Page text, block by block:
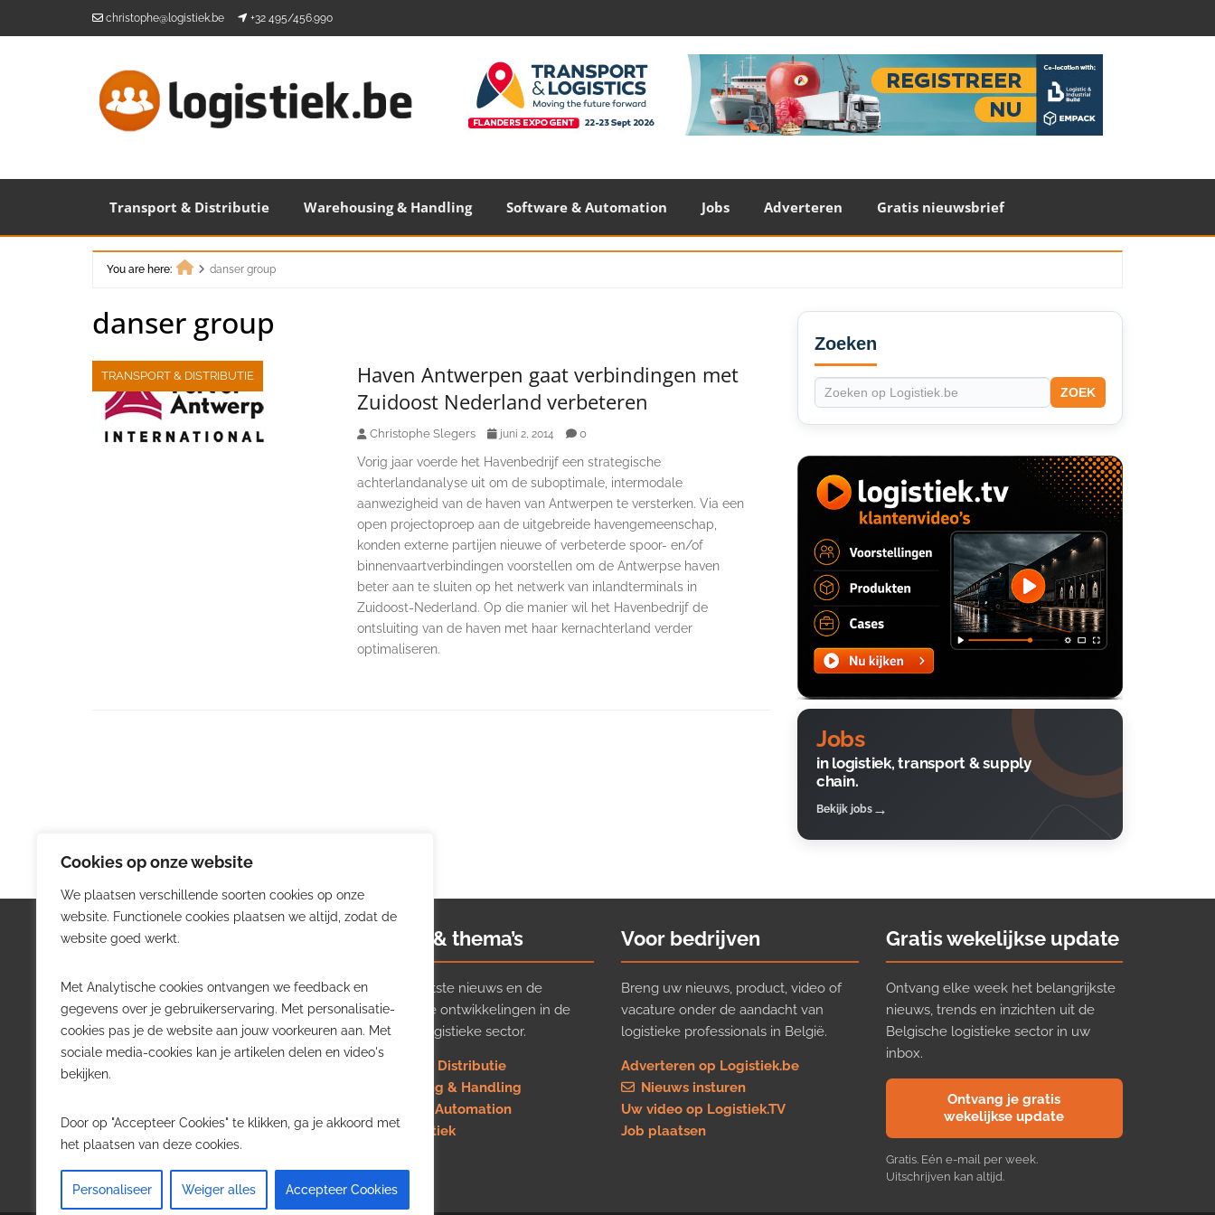
Cookies op onze website
We plaatsen verschillende soorten cookies op onze
website. Functionele cookies plaatsen we altijd, zodat de
website goed werkt.
Met Analytische cookies ontvangen we feedback en
gegevens over je gebruikerservaring. Met personalisatie-
cookies pas je de website aan jouw voorkeuren aan. Met
sociale media-cookies kan je artikelen delen en video's
bekijken.
Door op "Accepteer Cookies" te klikken, ga je akkoord met
het plaatsen van deze cookies.
Personaliseer Weiger alles Accepteer Cookies
christophe@logistiek.be +32 495/456.990
Transport & Distributie Warehousing & Handling Software & Automation Jobs Adverteren Gratis nieuwsbrief
You are here:
danser group
danser group
TRANSPORT & DISTRIBUTIE
Haven Antwerpen gaat verbindingen met
Zuidoost Nederland verbeteren
Christophe Slegers juni 2, 2014 0
Vorig jaar voerde het Havenbedrijf een strategische
achterlandanalyse uit om de suboptimale, intermodale
aanwezigheid van de haven van Antwerpen te versterken. Via een
open projectoproep aan de uitgebreide havengemeenschap,
konden externe partijen nieuwe of verbeterde spoor- en/of
binnenvaartverbindingen voorstellen om de Antwerpse haven
beter aan te sluiten op het netwerk van inlandterminals in
Zuidoost-Nederland. Op die manier wil het Havenbedrijf de
ontsluiting van de haven met haar kernachterland verder
optimaliseren.
Secondary
Sidebar
Zoeken
ZOEK
Jobs
in logistiek, transport & supply
chain.
Bekijk jobs
Logistiek.be
Logistiek.be brengt dagelijks nieuws,
trends en praktijkverhalen over
transport, warehousing, supply chain
en automatisering in België.
willen volgen.
Nieuws & thema’s
Volg het laatste nieuws en de
belangrijkste ontwikkelingen in de
Belgische logistieke sector.
Transport & Distributie
Warehousing & Handling
Software & Automation
Job in logistiek
Voor bedrijven
Breng uw nieuws, product, video of
vacature onder de aandacht van
logistieke professionals in België.
Adverteren op Logistiek.be
Nieuws insturen
Uw video op Logistiek.TV
Job plaatsen
Gratis wekelijkse update
Ontvang elke week het belangrijkste
nieuws, trends en inzichten uit de
Belgische logistieke sector in uw
inbox.
Ontvang je gratis
wekelijkse update
Gratis. Eén e-mail per week.
Uitschrijven kan altijd.